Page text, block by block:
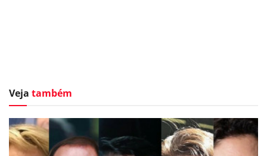
Veja também